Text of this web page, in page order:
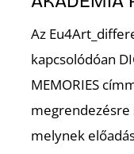
Az
kapcsolódóan
MEMORIES
megrendezésre
melynek